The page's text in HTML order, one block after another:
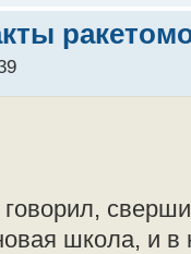
школа, и